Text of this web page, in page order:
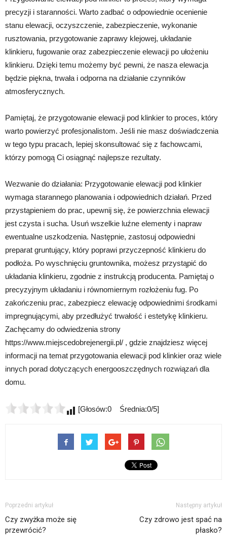
precyzji i staranności. Warto zadbać o odpowiednie ocenienie
stanu elewacji, oczyszczenie, zabezpieczenie, wykonanie
rusztowania, przygotowanie zaprawy klejowej, układanie
klinkieru, fugowanie oraz zabezpieczenie elewacji po ułożeniu
klinkieru. Dzięki temu możemy być pewni, że nasza elewacja
będzie piękna, trwała i odporna na działanie czynników
atmosferycznych.
Pamiętaj, że przygotowanie elewacji pod klinkier to proces, który
warto powierzyć profesjonalistom. Jeśli nie masz doświadczenia
w tego typu pracach, lepiej skonsultować się z fachowcami,
którzy pomogą Ci osiągnąć najlepsze rezultaty.
Wezwanie do działania: Przygotowanie elewacji pod klinkier
wymaga starannego planowania i odpowiednich działań. Przed
przystąpieniem do prac, upewnij się, że powierzchnia elewacji
jest czysta i sucha. Usuń wszelkie luźne elementy i napraw
ewentualne uszkodzenia. Następnie, zastosuj odpowiedni
preparat gruntujący, który poprawi przyczepność klinkieru do
podłoża. Po wyschnięciu gruntownika, możesz przystąpić do
układania klinkieru, zgodnie z instrukcją producenta. Pamiętaj o
precyzyjnym układaniu i równomiernym rozłożeniu fug. Po
zakończeniu prac, zabezpiecz elewację odpowiednimi środkami
impregnującymi, aby przedłużyć trwałość i estetykę klinkieru.
Zachęcamy do odwiedzenia strony
https://www.miejscedobrejenergii.pl/ , gdzie znajdziesz więcej
informacji na temat przygotowania elewacji pod klinkier oraz wiele
innych porad dotyczących energooszczędnych rozwiązań dla
domu.
[Głosów:0 Średnia:0/5]
Poprzedni artykuł
Czy zwyżka może się
przewrócić?
Następny artykuł
Czy zdrowo jest spać na
płasko?